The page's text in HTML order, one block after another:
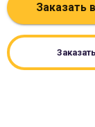
Заказать